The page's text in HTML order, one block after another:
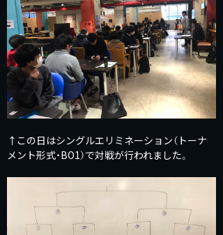
↑この日はシングルエリミネーション（トーナ
メント形式・BO1）で対戦が行われました。